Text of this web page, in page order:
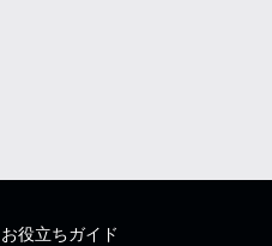
お役立ちガイド